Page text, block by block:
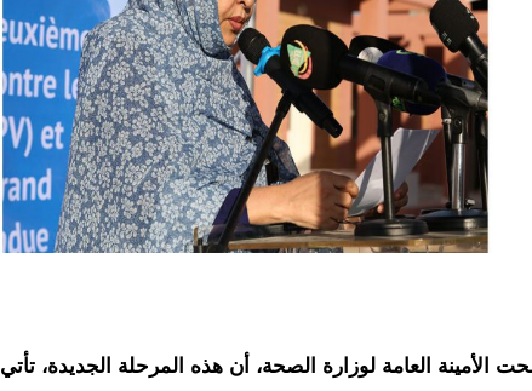
الأمينة العامة لوزارة الصحة، أن هذه المرحلة الجديدة، تأتي